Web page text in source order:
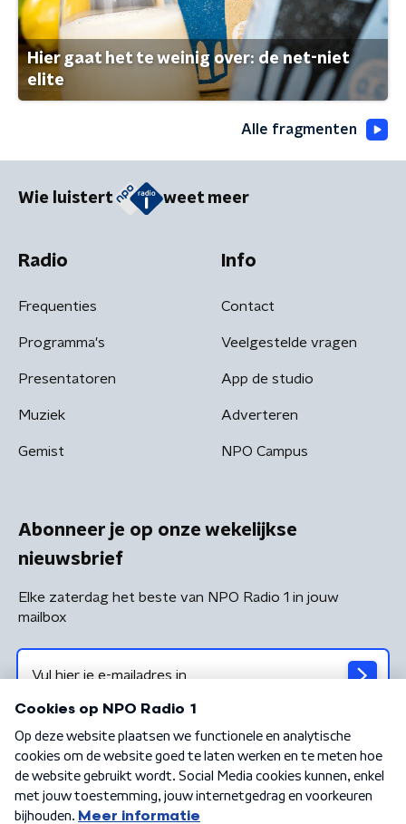
Hier gaat het te weinig over: de net-niet
elite
Alle fragmenten
Wie luistert weet meer
Radio
Frequenties
Programma's
Presentatoren
Muziek
Gemist
Info
Contact
Veelgestelde vragen
App de studio
Adverteren
NPO Campus
Abonneer je op onze wekelijkse
nieuwsbrief
Elke zaterdag het beste van NPO Radio 1 in jouw
mailbox
Algemene voorwaarden Privacybeleid